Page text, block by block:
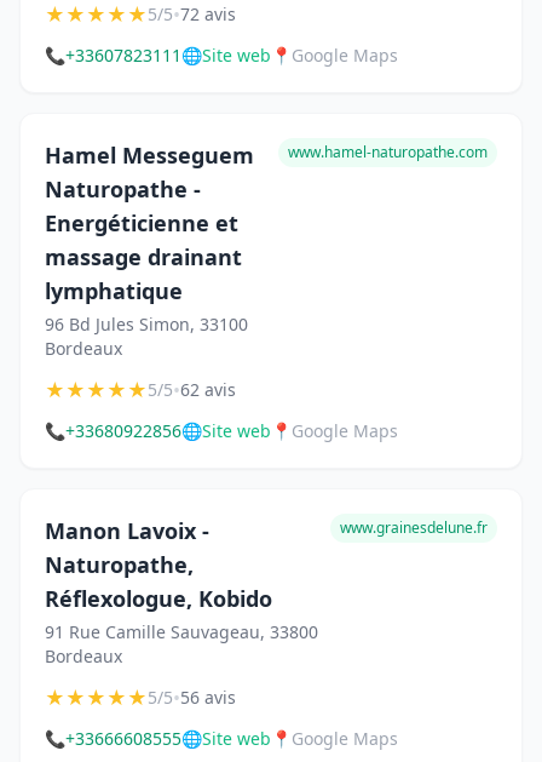
★★★★★5/5•72 avis
📞+33607823111 🌐Site web 📍 Google Maps
Hamel Messeguem
Naturopathe -
Energéticienne et
massage drainant
lymphatique
96 Bd Jules Simon, 33100
Bordeaux
www.hamel-naturopathe.com
★★★★★5/5•62 avis
📞+33680922856🌐Site web 📍 Google Maps
Manon Lavoix -
Naturopathe,
Réflexologue, Kobido
91 Rue Camille Sauvageau, 33800
Bordeaux
www.grainesdelune.fr
★★★★★5/5•56 avis
📞+33666608555🌐Site web 📍 Google Maps